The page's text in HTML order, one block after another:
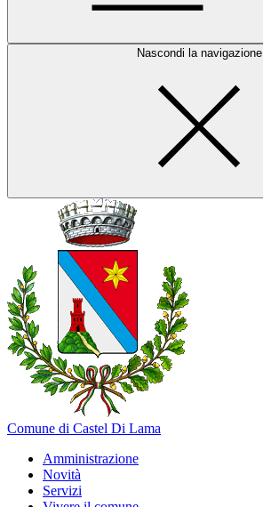
Nascondi la navigazione
Comune di Castel Di Lama
Amministrazione
Novità
Servizi